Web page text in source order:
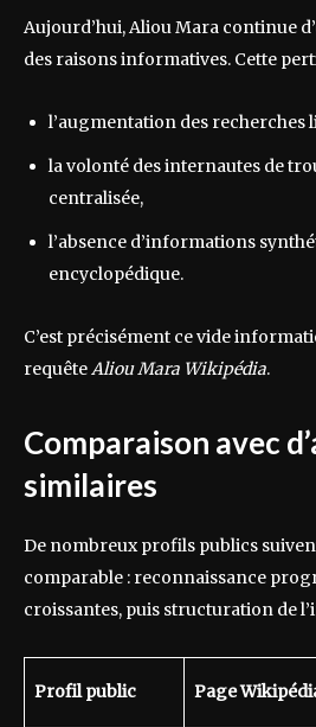
Aujourd’hui, Aliou Mara continue
des raisons informatives. Cette
l’augmentation des recherches
la volonté des internautes de
centralisée,
l’absence d’informations
encyclopédique.
C’est précisément ce vide
requêteAliou Mara Wikipédia.
Comparaison avec
similaires
De nombreux profils publics
comparable : reconnaissance
croissantes, puis structuration de
Profil public Page